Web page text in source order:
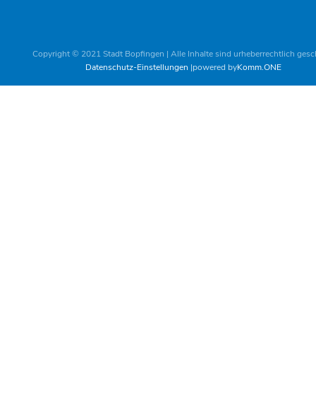
Copyright © 2021 Stadt Bopfingen | Alle Inhalte sind urheberrechtlich
Datenschutz-Einstellungen powered byKomm.ONE